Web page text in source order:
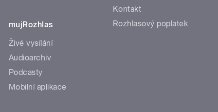
mujRozhlas
Živé vysílání
Audioarchiv
Podcasty
Mobilní aplikace
Kontakt
Rozhlasový poplatek